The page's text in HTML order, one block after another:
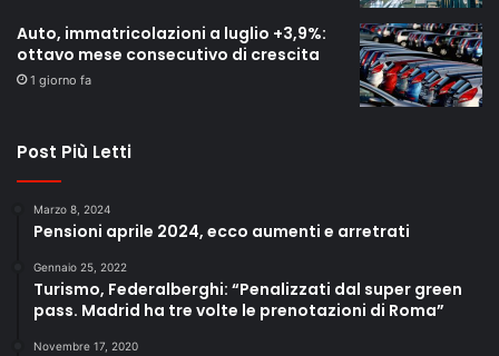
Auto, immatricolazioni a luglio +3,9%:
ottavo mese consecutivo di crescita
1 giorno fa
Post Più Letti
Marzo 8, 2024
Pensioni aprile 2024, ecco aumenti e arretrati
Gennaio 25, 2022
Turismo, Federalberghi: “Penalizzati dal super green
pass. Madrid ha tre volte le prenotazioni di Roma”
Novembre 17, 2020